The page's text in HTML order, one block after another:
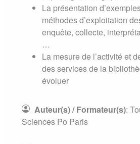
La présentation
méthodes d’exploitation
enquête, collecte,
…
La mesure de l’activité et
des services de la
évoluer
Auteur(s) / Formateur(s):
Sciences Po Paris